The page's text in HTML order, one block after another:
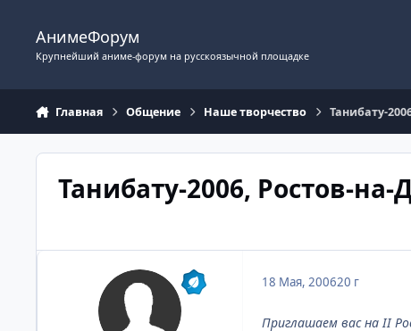
АнимеФорум
Крупнейший аниме-форум на русскоязычной площадке
Главная Общение Наше творчество Танибату-
Танибату-2006, Ростов-
18 Мая, 200620 г
Приглашаем вас на II